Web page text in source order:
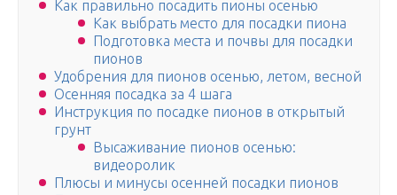
Как правильно посадить пионы осенью
Как выбрать место для посадки пиона
Подготовка места и почвы для посадки
пионов
Удобрения для пионов осенью, летом, весной
Осенняя посадка за 4 шага
Инструкция по посадке пионов в открытый
грунт
Высаживание пионов осенью:
видеоролик
Плюсы и минусы осенней посадки пионов